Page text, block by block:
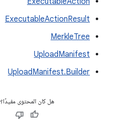
ExecutableActionResult
MerkleTree
UploadManifest
UploadManifest.Builder
هل كان المحتوى مفيدًا؟